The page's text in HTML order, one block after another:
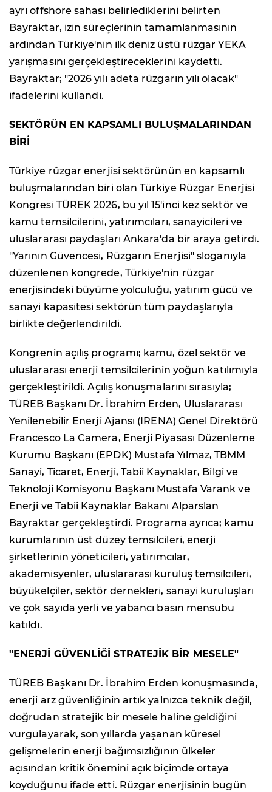
ayrı offshore sahası belirlediklerini belirten
Bayraktar, izin süreçlerinin tamamlanmasının
ardından Türkiye'nin ilk deniz üstü rüzgar YEKA
yarışmasını gerçekleştireceklerini kaydetti.
Bayraktar; "2026 yılı adeta rüzgarın yılı olacak"
ifadelerini kullandı.
SEKTÖRÜN EN KAPSAMLI BULUŞMALARINDAN
BİRİ
Türkiye rüzgar enerjisi sektörünün en kapsamlı
buluşmalarından biri olan Türkiye Rüzgar Enerjisi
Kongresi TÜREK 2026, bu yıl 15'inci kez sektör ve
kamu temsilcilerini, yatırımcıları, sanayicileri ve
uluslararası paydaşları Ankara'da bir araya getirdi.
"Yarının Güvencesi, Rüzgarın Enerjisi" sloganıyla
düzenlenen kongrede, Türkiye'nin rüzgar
enerjisindeki büyüme yolculuğu, yatırım gücü ve
sanayi kapasitesi sektörün tüm paydaşlarıyla
birlikte değerlendirildi.
Kongrenin açılış programı; kamu, özel sektör ve
uluslararası enerji temsilcilerinin yoğun katılımıyla
gerçekleştirildi. Açılış konuşmalarını sırasıyla;
TÜREB Başkanı Dr. İbrahim Erden, Uluslararası
Yenilenebilir Enerji Ajansı (IRENA) Genel Direktörü
Francesco La Camera, Enerji Piyasası Düzenleme
Kurumu Başkanı (EPDK) Mustafa Yılmaz, TBMM
Sanayi, Ticaret, Enerji, Tabii Kaynaklar, Bilgi ve
Teknoloji Komisyonu Başkanı Mustafa Varank ve
Enerji ve Tabii Kaynaklar Bakanı Alparslan
Bayraktar gerçekleştirdi. Programa ayrıca; kamu
kurumlarının üst düzey temsilcileri, enerji
şirketlerinin yöneticileri, yatırımcılar,
akademisyenler, uluslararası kuruluş temsilcileri,
büyükelçiler, sektör dernekleri, sanayi kuruluşları
ve çok sayıda yerli ve yabancı basın mensubu
katıldı.
"ENERJİ GÜVENLİĞİ STRATEJİK BİR MESELE"
TÜREB Başkanı Dr. İbrahim Erden konuşmasında,
enerji arz güvenliğinin artık yalnızca teknik değil,
doğrudan stratejik bir mesele haline geldiğini
vurgulayarak, son yıllarda yaşanan küresel
gelişmelerin enerji bağımsızlığının ülkeler
açısından kritik önemini açık biçimde ortaya
koyduğunu ifade etti. Rüzgar enerjisinin bugün